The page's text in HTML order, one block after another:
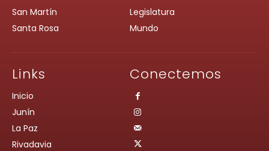
San Martín
Santa Rosa
Legislatura
Mundo
Links
Inicio
Junín
La Paz
Rivadavia
Conectemos